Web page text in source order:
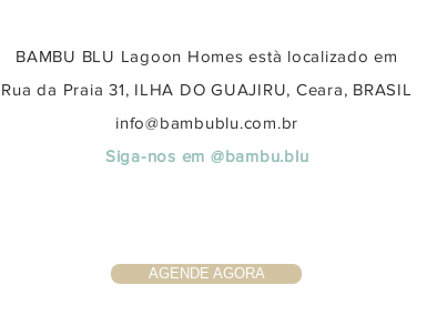
BAMBU BLU Lagoon Homes està localizado em
Rua da Praia 31, ILHA DO GUAJIRU, Ceara, BRASIL
info@bambublu.com.br
Siga-nos em @bambu.blu
AGENDE AGORA